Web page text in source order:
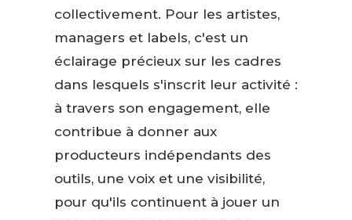
collectivement. Pour les artistes,
managers et labels, c'est un
éclairage précieux sur les cadres
dans lesquels s'inscrit leur activité :
à travers son engagement, elle
contribue à donner aux
producteurs indépendants des
outils, une voix et une visibilité,
pour qu'ils continuent à jouer un